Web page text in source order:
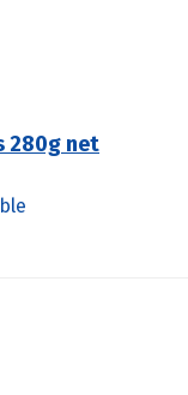
280g net